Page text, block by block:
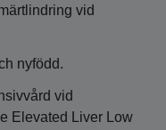
vid
nyfödd.
vid
Elevated Liver Low